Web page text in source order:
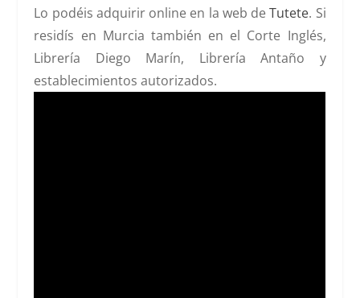
Lo podéis adquirir online en la web deTutete. Si
residís en Murcia también en el Corte Inglés,
Librería Diego Marín, Librería Antaño y
establecimientos autorizados.